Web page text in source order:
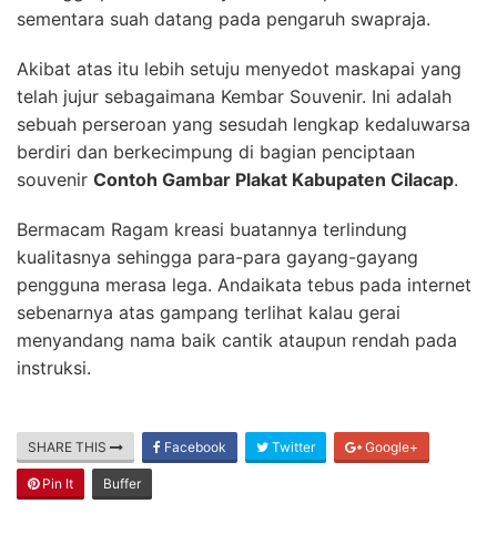
sementara suah datang pada pengaruh swapraja.
Akibat atas itu lebih setuju menyedot maskapai yang
telah jujur sebagaimana Kembar Souvenir. Ini adalah
sebuah perseroan yang sesudah lengkap kedaluwarsa
berdiri dan berkecimpung di bagian penciptaan
souvenir Contoh Gambar Plakat Kabupaten Cilacap.
Bermacam Ragam kreasi buatannya terlindung
kualitasnya sehingga para-para gayang-gayang
pengguna merasa lega. Andaikata tebus pada internet
sebenarnya atas gampang terlihat kalau gerai
menyandang nama baik cantik ataupun rendah pada
instruksi.
SHARE THIS Facebook Twitter Google+
Pin It Buffer